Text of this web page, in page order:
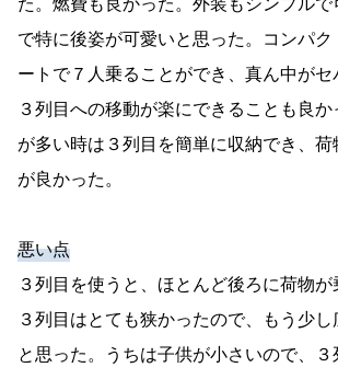
た。燃費も良かった。外装もシンプルで
で特に後姿が可愛いと思った。コンパ
ートで７人乗ることができ、真ん中が
３列目への移動が楽にできることも良
が多い時は３列目を簡単に収納でき、
が良かった。
悪い点
３列目を使うと、ほとんど後ろに荷物が
３列目はとても狭かったので、もう少
と思った。うちは子供が小さいので、